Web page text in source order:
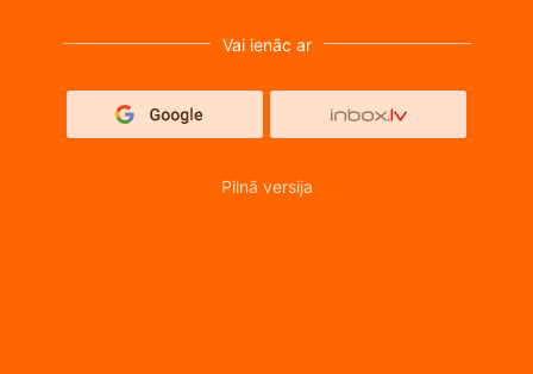
Vai ienāc ar
Pilnā versija